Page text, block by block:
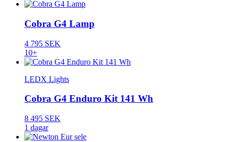
Cobra G4 Lamp
4 795 SEK
10+
LEDX Lights
Cobra G4 Enduro Kit 141 Wh
8 495 SEK
1 dagar